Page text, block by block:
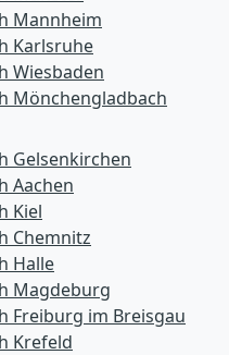
Mannheim
Karlsruhe
Wiesbaden
Mönchen­gladbach
Gelsenkirchen
Aachen
Kiel
Chemnitz
Halle
Magdeburg
Freiburg im Breisgau
Krefeld